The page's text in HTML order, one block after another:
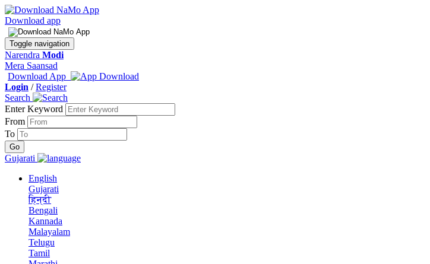
Download app
Toggle navigation
Narendra Modi
Mera Saansad
Download App
Login /Register
Search
Enter Keyword
From
To
Gujarati
English
Gujarati
हिन्दी
Bengali
Kannada
Malayalam
Telugu
Tamil